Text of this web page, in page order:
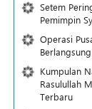
Setem
Pemimpin
Operasi
Kumpulan
Rasulullah
Terbaru